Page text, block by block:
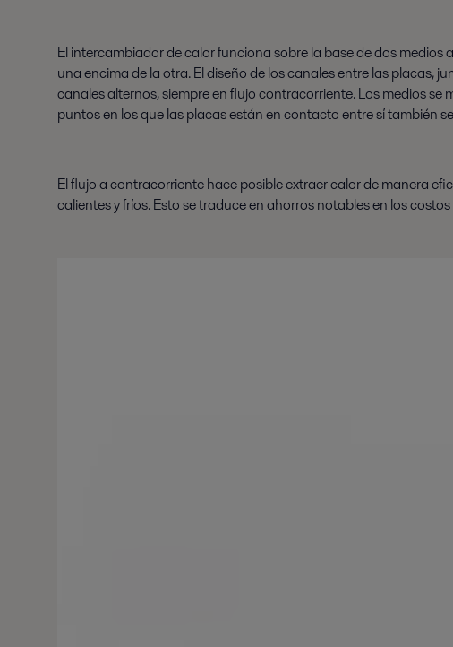
El intercambiador de calor funciona sobre la base de dos
una encima de la otra. El diseño de los canales entre las placas,
canales alternos, siempre en flujo contracorriente. Los medios
puntos en los que las placas están en contacto entre sí también
El flujo a contracorriente hace posible extraer calor de manera
calientes y fríos. Esto se traduce en ahorros notables en los